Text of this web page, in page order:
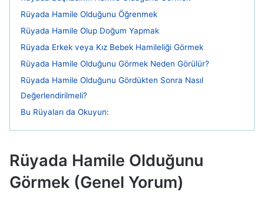
Rüyada Hamile Olduğunu Öğrenmek
Rüyada Hamile Olup Doğum Yapmak
Rüyada Erkek veya Kız Bebek Hamileliği Görmek
Rüyada Hamile Olduğunu Görmek Neden Görülür?
Rüyada Hamile Olduğunu Gördükten Sonra Nasıl
Değerlendirilmeli?
Bu Rüyaları da Okuyun:
Rüyada Hamile Olduğunu
Görmek (Genel Yorum)